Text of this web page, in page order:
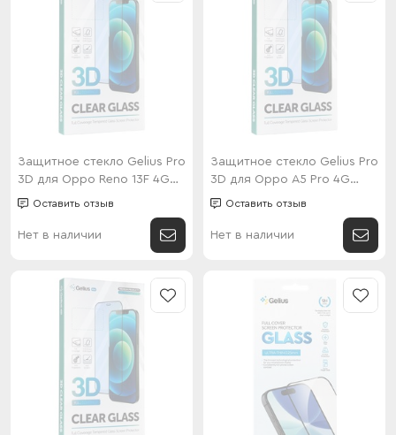
Защитное стекло Gelius Pro
3D для Oppo Reno 13F 4G
Black
Оставить отзыв
Нет в наличии
Защитное стекло Gelius Pro
3D для Oppo A5 Pro 4G
Black
Оставить отзыв
Нет в наличии